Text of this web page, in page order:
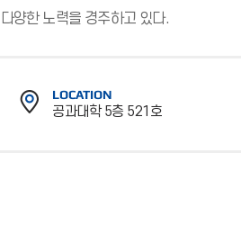
양한 노력을 경주하고 있다.
LOCATION
공과대학 5층 521호